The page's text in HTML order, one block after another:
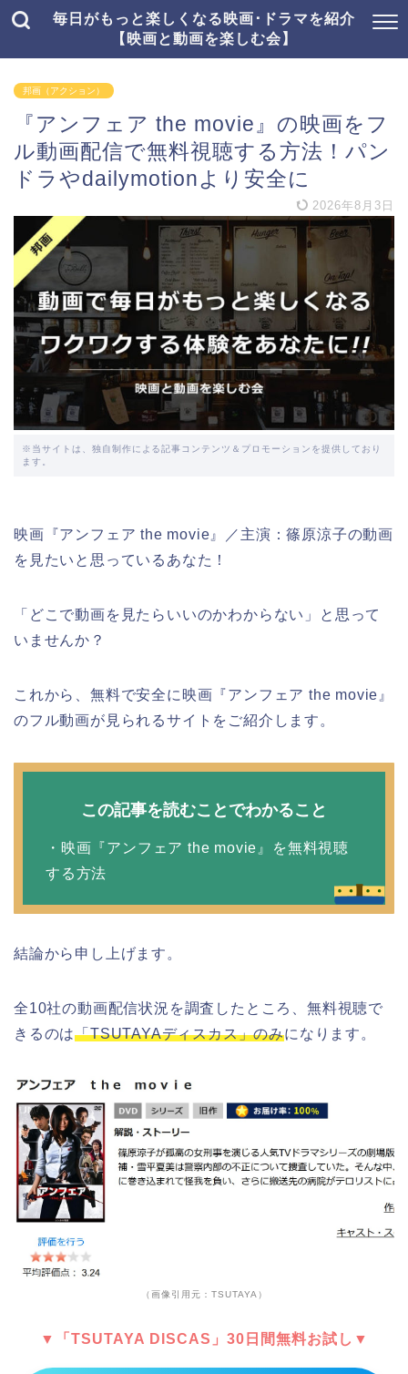
毎日がもっと楽しくなる映画･ドラマを紹介
【映画と動画を楽しむ会】
邦画（アクション）
『アンフェア the movie』の映画をフ
ル動画配信で無料視聴する方法！パン
ドラやdailymotionより安全に
2026年8月3日
※当サイトは、独自制作による記事コンテンツ＆プロモーションを提供しており
ます。
映画『アンフェア the movie』／主演：篠原涼子の動画
を見たいと思っているあなた！
「どこで動画を見たらいいのかわからない」と思って
いませんか？
これから、無料で安全に映画『アンフェア the movie』
のフル動画が見られるサイトをご紹介します。
この記事を読むことでわかること
・映画『アンフェア the movie』を無料視聴
する方法
結論から申し上げます。
全10社の動画配信状況を調査したところ、無料視聴で
きるのは「TSUTAYAディスカス」のみになります。
（画像引用元：TSUTAYA）
▼「TSUTAYA DISCAS」30日間無料お試し▼